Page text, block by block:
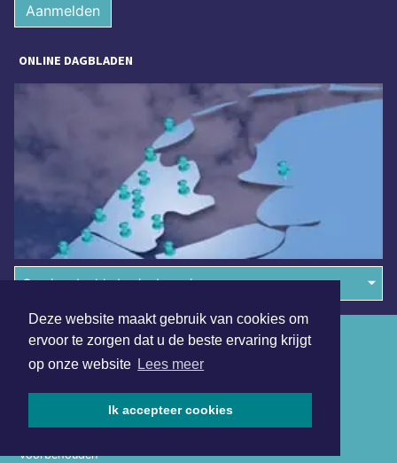
Deze website maakt gebruik van cookies om
ervoor te zorgen dat u de beste ervaring krijgt
op onze website Lees meer
Ik accepteer cookies
Aanmelden
ONLINE DAGBLADEN
Overige dagbladen in de regio
voorbehouden
Algemene voorwaarden
Disclaimer